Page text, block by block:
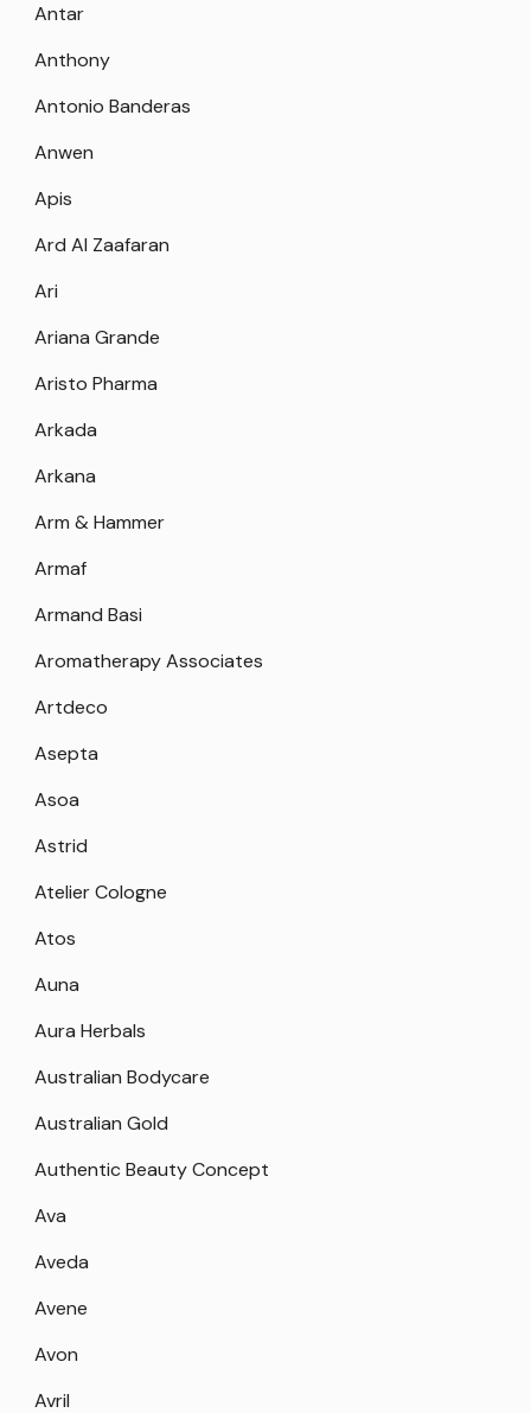
Antar
Anthony
Antonio Banderas
Anwen
Apis
Ard Al Zaafaran
Ari
Ariana Grande
Aristo Pharma
Arkada
Arkana
Arm & Hammer
Armaf
Armand Basi
Aromatherapy Associates
Artdeco
Asepta
Asoa
Astrid
Atelier Cologne
Atos
Auna
Aura Herbals
Australian Bodycare
Australian Gold
Authentic Beauty Concept
Ava
Aveda
Avene
Avon
Avril